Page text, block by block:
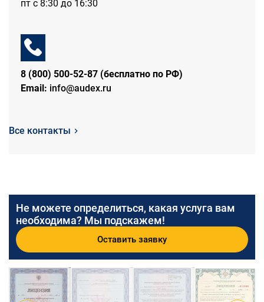
пт с 8:30 до 16:30
8 (800) 500-52-87 (бесплатно по РФ)
Email: info@audex.ru
Все контакты
Не можете определиться, какая услуга вам
необходима? Мы подскажем!
Оставить заявку